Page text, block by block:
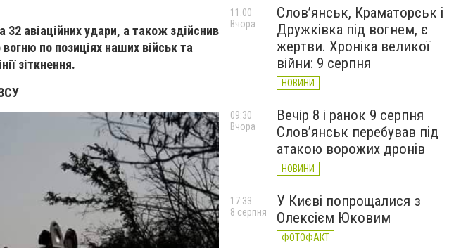
авіаційних удари, а також здійснив
по позиціях наших військ та
зіткнення.
Слов’янськ, Краматорськ і
Дружківка під вогнем, є
жертви. Хроніка великої
війни: 9 серпня
НОВИНИ
11:00
Вчора
Вечір 8 і ранок 9 серпня
Слов’янськ перебував під
атакою ворожих дронів
НОВИНИ
09:30
Вчора
У Києві попрощалися з
Олексієм Юковим
ФОТОФАКТ
17:33
8 серпня